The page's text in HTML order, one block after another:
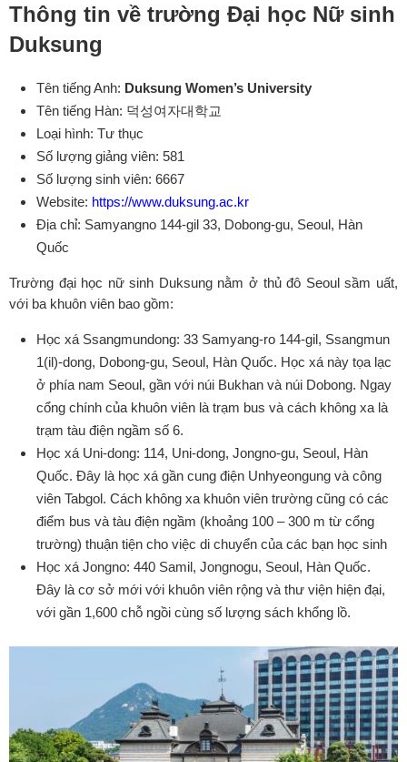
Thông tin về trường Đại học Nữ sinh
Duksung
Tên tiếng Anh: Duksung Women’s University
Tên tiếng Hàn: 덕성여자대학교
Loại hình: Tư thục
Số lượng giảng viên: 581
Số lượng sinh viên: 6667
Website: https://www.duksung.ac.kr
Địa chỉ: Samyangno 144-gil 33, Dobong-gu, Seoul, Hàn
Quốc
Trường đại học nữ sinh Duksung nằm ở thủ đô Seoul sầm uất,
với ba khuôn viên bao gồm:
Học xá Ssangmundong: 33 Samyang-ro 144-gil, Ssangmun
1(il)-dong, Dobong-gu, Seoul, Hàn Quốc. Học xá này tọa lạc
ở phía nam Seoul, gần với núi Bukhan và núi Dobong. Ngay
cổng chính của khuôn viên là trạm bus và cách không xa là
trạm tàu điện ngầm số 6.
Học xá Uni-dong: 114, Uni-dong, Jongno-gu, Seoul, Hàn
Quốc. Đây là học xá gần cung điện Unhyeongung và công
viên Tabgol. Cách không xa khuôn viên trường cũng có các
điểm bus và tàu điện ngầm (khoảng 100 – 300 m từ cổng
trường) thuận tiện cho việc di chuyển của các bạn học sinh
Học xá Jongno: 440 Samil, Jongnogu, Seoul, Hàn Quốc.
Đây là cơ sở mới với khuôn viên rộng và thư viện hiện đại,
với gần 1,600 chỗ ngồi cùng số lượng sách khổng lồ.